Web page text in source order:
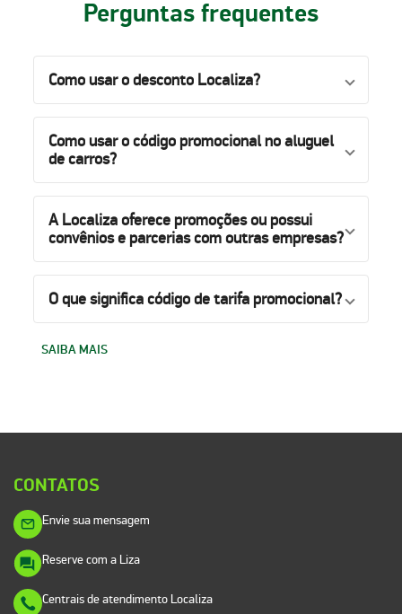
Perguntas frequentes
Como usar o desconto Localiza?
Como usar o código promocional no aluguel
de carros?
A Localiza oferece promoções ou possui
convênios e parcerias com outras empresas?
O que significa código de tarifa promocional?
SAIBA MAIS
CONTATOS
Envie sua mensagem
Reserve com a Liza
Centrais de atendimento Localiza